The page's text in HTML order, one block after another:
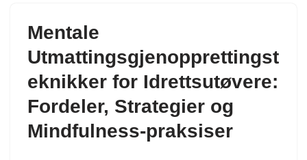
Mentale
Utmattingsgjenopprettingst
eknikker for Idrettsutøvere:
Fordeler, Strategier og
Mindfulness-praksiser